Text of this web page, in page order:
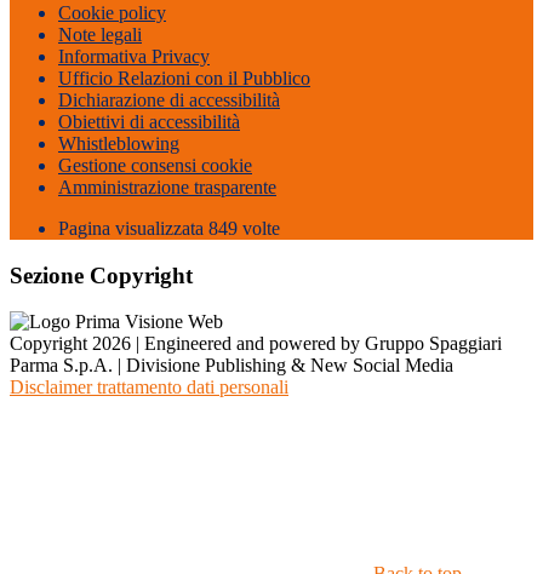
Cookie policy
Note legali
Informativa Privacy
Ufficio Relazioni con il Pubblico
Dichiarazione di accessibilità
Obiettivi di accessibilità
Whistleblowing
Gestione consensi cookie
Amministrazione trasparente
Pagina visualizzata 849 volte
Sezione Copyright
Copyright 2026 | Engineered and powered by Gruppo Spaggiari
Parma S.p.A. | Divisione Publishing & New Social Media
Disclaimer trattamento dati personali